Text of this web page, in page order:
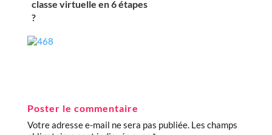
classe virtuelle en 6 étapes
?
Poster le commentaire
Votre adresse e-mail ne sera pas publiée. Les champs